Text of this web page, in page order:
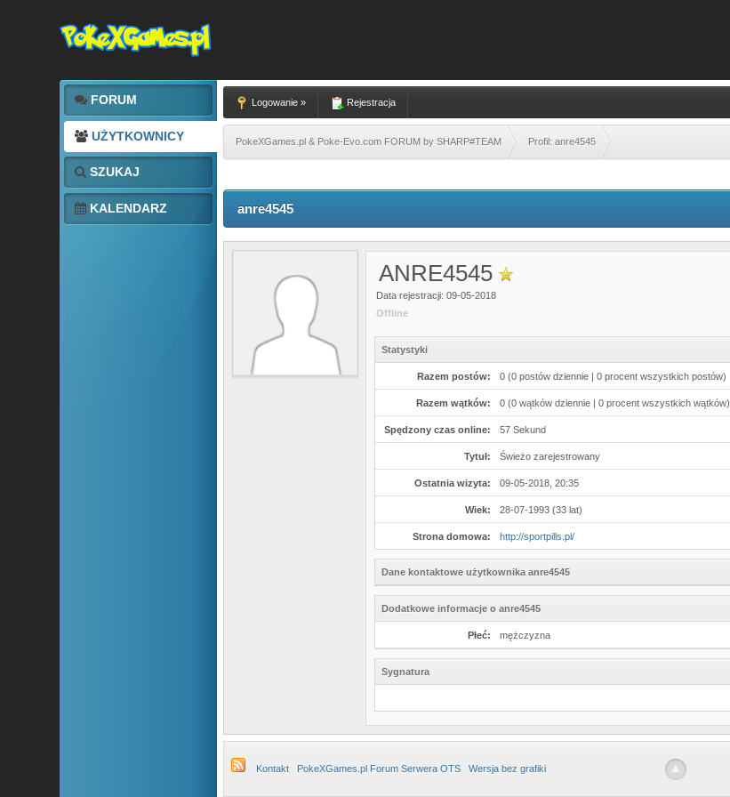
FORUM
UŻYTKOWNICY
SZUKAJ
KALENDARZ
Logowanie » Rejestracja
PokeXGames.pl & Poke-Evo.com FORUM by SHARP#TEAM Profil: anre4545
anre4545
ANRE4545
Data rejestracji: 09-05-2018
Offline
Statystyki
Razem postów: 0 (0 postów dziennie | 0 procent wszystkich postów)
Razem wątków: 0 (0 wątków dziennie | 0 procent wszystkich wątków)
Spędzony czas online: 57 Sekund
Tytuł: Świeżo zarejestrowany
Ostatnia wizyta: 09-05-2018, 20:35
Wiek: 28-07-1993 (33 lat)
Strona domowa: http://sportpills.pl/
Dane kontaktowe użytkownika anre4545
Dodatkowe informacje o anre4545
Płeć: mężczyzna
Sygnatura
Kontakt PokeXGames.pl Forum Serwera OTS Wersja bez grafiki